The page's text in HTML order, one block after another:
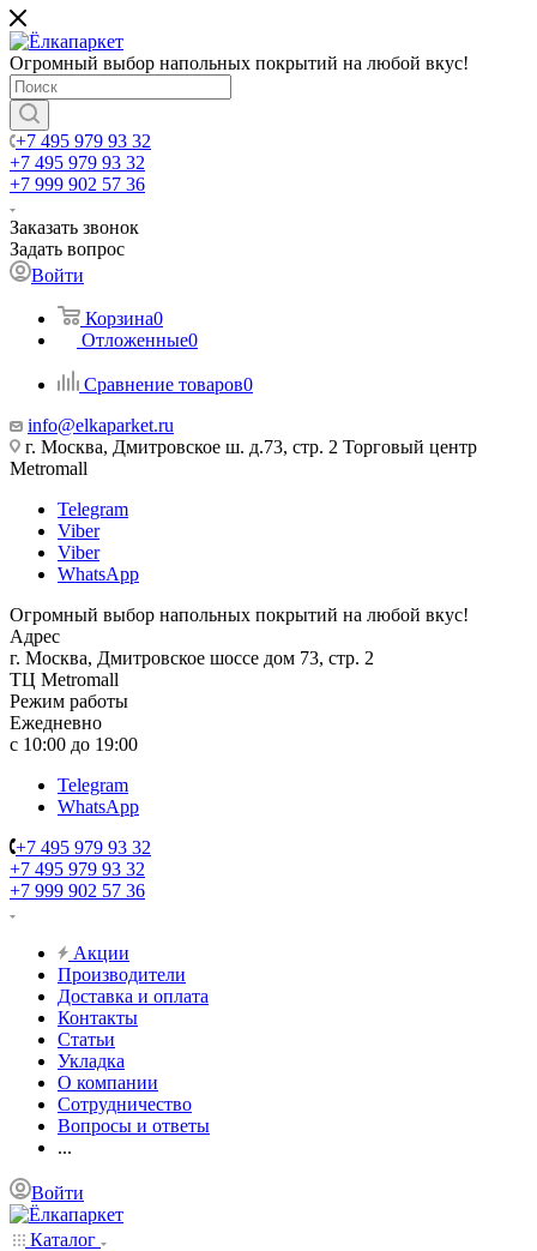
Огромный выбор напольных покрытий на любой вкус!
+7 495 979 93 32
+7 495 979 93 32
+7 999 902 57 36
Заказать звонок
Задать вопрос
Войти
Корзина0
Отложенные0
Сравнение товаров0
info@elkaparket.ru
г. Москва, Дмитровское ш. д.73, стр. 2 Торговый центр
Metromall
Telegram
Viber
Viber
WhatsApp
Огромный выбор напольных покрытий на любой вкус!
Адрес
г. Москва, Дмитровское шоссе дом 73, стр. 2
ТЦ Metromall
Режим работы
Ежедневно
с 10:00 до 19:00
Telegram
WhatsApp
+7 495 979 93 32
+7 495 979 93 32
+7 999 902 57 36
Акции
Производители
Доставка и оплата
Контакты
Статьи
Укладка
О компании
Сотрудничество
Вопросы и ответы
...
Войти
Каталог